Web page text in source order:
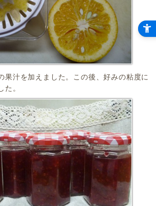
果汁を加えました。この後、好みの粘度に
た。